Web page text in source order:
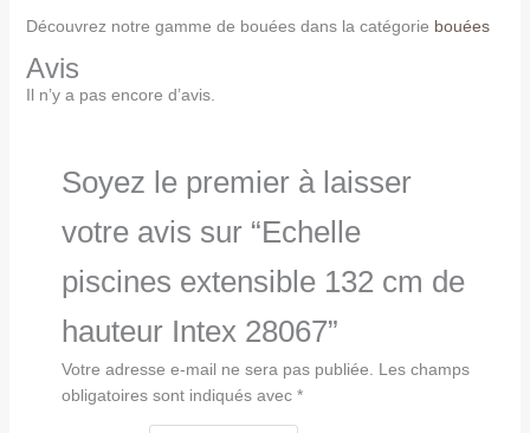
Découvrez notre gamme de bouées dans la catégorie bouées
Avis
Il n’y a pas encore d’avis.
Soyez le premier à laisser
votre avis sur “Echelle
piscines extensible 132 cm de
hauteur Intex 28067”
Votre adresse e-mail ne sera pas publiée.
Les champs
obligatoires sont indiqués avec *